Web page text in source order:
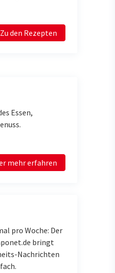
Zu den Rezepten
Essen,
mehr erfahren
pro Woche: Der
bringt
Nachrichten